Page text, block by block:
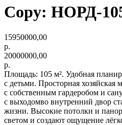
Copy: НОРД-
15950000,00
р.
20000000,00
р.
Площадь: 105 м². Удобная
с детьми. Просторная хозяйская
с собственным гардеробом и
с выходомво внутренний двор
жизни. Высокие потолки и
светом и создают ощущение